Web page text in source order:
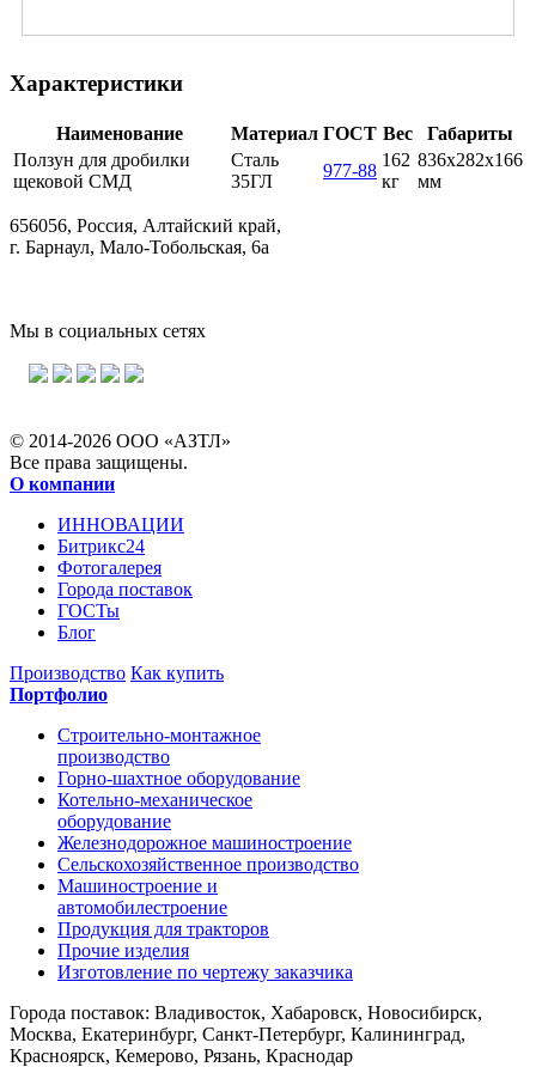
Характеристики
Наименование Материал ГОСТ Вес
Габариты
Ползун для дробилки
щековой СМД
Сталь
35ГЛ
977-88
162
кг
836х282х166
мм
656056, Россия, Алтайский край,
г. Барнаул, Мало-Тобольская, 6а
Мы в социальных сетях
© 2014-2026 ООО «АЗТЛ»
Все права защищены.
О компании
ИННОВАЦИИ
Битрикс24
Фотогалерея
Города поставок
ГОСТы
Блог
Производство Как купить
Портфолио
Строительно-монтажное
производство
Горно-шахтное оборудование
Котельно-механическое
оборудование
Железнодорожное машиностроение
Сельскохозяйственное производство
Машиностроение и
автомобилестроение
Продукция для тракторов
Прочие изделия
Изготовление по чертежу заказчика
Города поставок: Владивосток, Хабаровск, Новосибирск,
Москва, Екатеринбург, Санкт-Петербург, Калининград,
Красноярск, Кемерово, Рязань, Краснодар